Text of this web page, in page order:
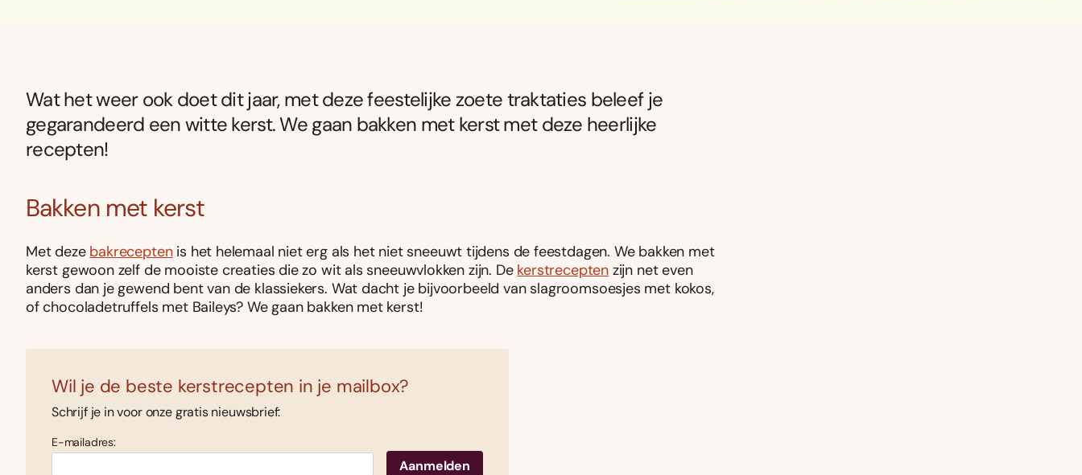
Wat het weer ook doet dit jaar, met deze feestelijke zoete traktaties beleef je
gegarandeerd een witte kerst. We gaan bakken met kerst met deze heerlijke
recepten!
Bakken met kerst
Met deze bakreceptenis het helemaal niet erg als het niet sneeuwt tijdens de feestdagen. We bakken met
kerst gewoon zelf de mooiste creaties die zo wit als sneeuwvlokken zijn. De kerstrecepten zijn net even
anders dan je gewend bent van de klassiekers. Wat dacht je bijvoorbeeld van slagroomsoesjes met kokos,
of chocoladetruffels met Baileys? We gaan bakken met kerst!
Wil je de beste kerstrecepten in je mailbox?
Schrijf je in voor onze gratis nieuwsbrief:
E-mailadres: